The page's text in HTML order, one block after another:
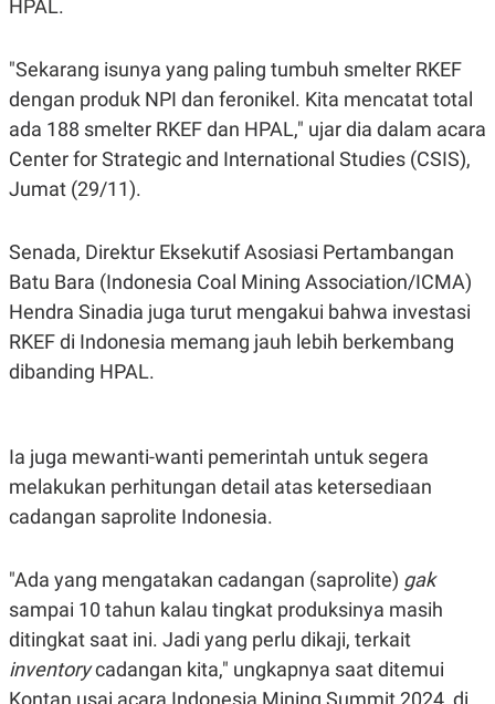
HPAL.
"Sekarang isunya yang paling tumbuh smelter RKEF
dengan produk NPI dan feronikel. Kita mencatat total
ada 188 smelter RKEF dan HPAL," ujar dia dalam acara
Center for Strategic and International Studies (CSIS),
Jumat (29/11).
Senada, Direktur Eksekutif Asosiasi Pertambangan
Batu Bara (Indonesia Coal Mining Association/ICMA)
Hendra Sinadia juga turut mengakui bahwa investasi
RKEF di Indonesia memang jauh lebih berkembang
dibanding HPAL.
Ia juga mewanti-wanti pemerintah untuk segera
melakukan perhitungan detail atas ketersediaan
cadangan saprolite Indonesia.
"Ada yang mengatakan cadangan (saprolite) gak
sampai 10 tahun kalau tingkat produksinya masih
ditingkat saat ini. Jadi yang perlu dikaji, terkait
inventorycadangan kita," ungkapnya saat ditemui
Kontan usai acara Indonesia Mining Summit 2024, di